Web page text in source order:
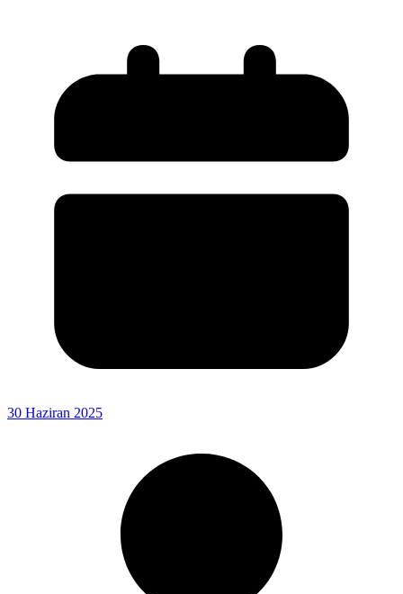
30 Haziran 2025